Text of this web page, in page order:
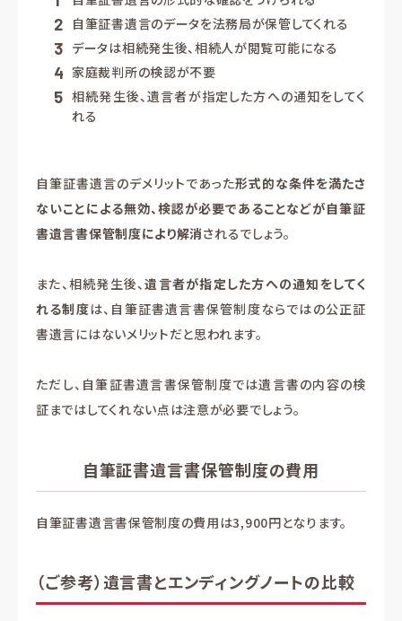
自筆証書遺言のデータを法務局が保管してくれる
データは相続発生後、相続人が閲覧可能になる
家庭裁判所の検認が不要
相続発生後、遺言者が指定した方への通知をしてく
れる
自筆証書遺言のデメリットであった形式的な条件を満たさ
ないことによる無効、検認が必要であることなどが自筆証
書遺言書保管制度により解消されるでしょう。
また、相続発生後、遺言者が指定した方への通知をしてく
れる制度は、自筆証書遺言書保管制度ならではの公正証
書遺言にはないメリットだと思われます。
ただし、自筆証書遺言書保管制度では遺言書の内容の検
証まではしてくれない点は注意が必要でしょう。
自筆証書遺言書保管制度の費用
自筆証書遺言書保管制度の費用は3,900円となります。
（ご参考）遺言書とエンディングノートの比較